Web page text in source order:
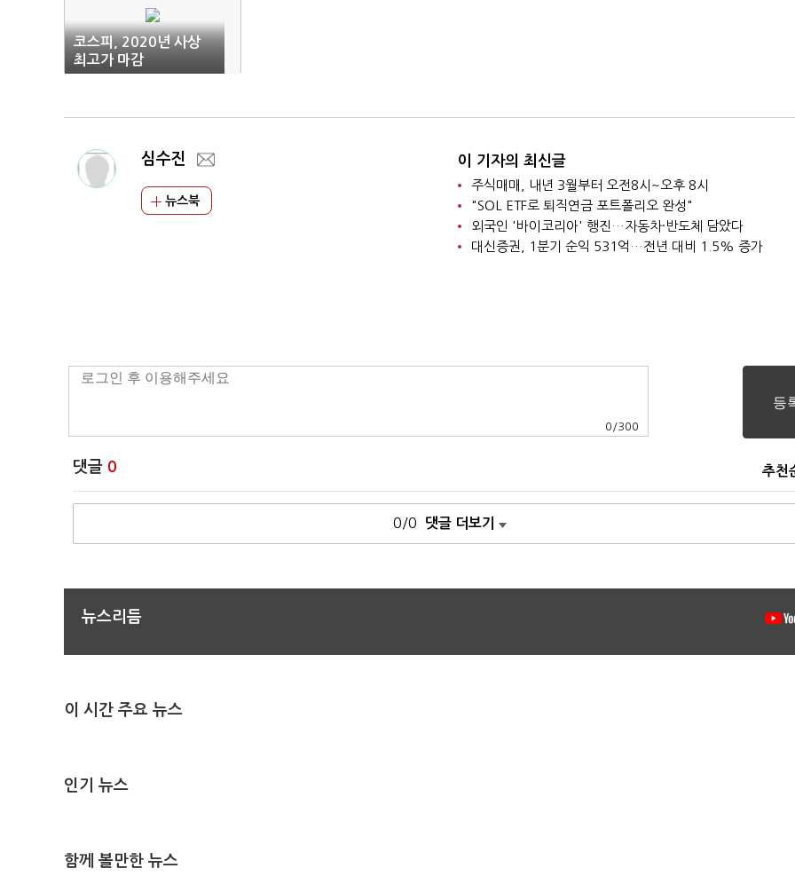
코스피, 2020년 사상
최고가 마감
심수진
뉴스북
이 기자의 최신글
주식매매, 내년 3월부터 오전8시~오후 8시
"SOL ETF로 퇴직연금 포트폴리오 완성"
외국인 '바이코리아' 행진…자동차·반도체 담았다
대신증권, 1분기 순익 531억…전년 대비 1.5% 증가
0 /300
댓글 0 추천
0/0 댓글 더보기
뉴스리듬
이 시간 주요 뉴스
인기 뉴스
함께 볼만한 뉴스